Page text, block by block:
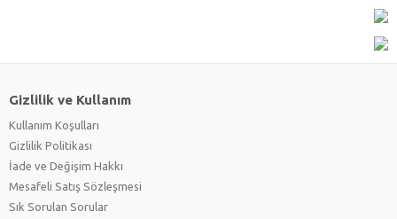
Gizlilik ve Kullanım
Kullanım Koşulları
Gizlilik Politikası
İade ve Değişim Hakkı
Mesafeli Satış Sözleşmesi
Sık Sorulan Sorular